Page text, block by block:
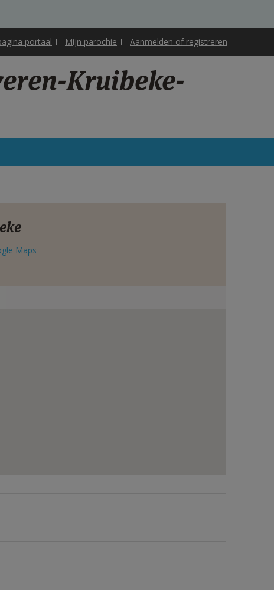
portaal Mijn parochie Aanmelden of registreren
Kruibeke-
Maps